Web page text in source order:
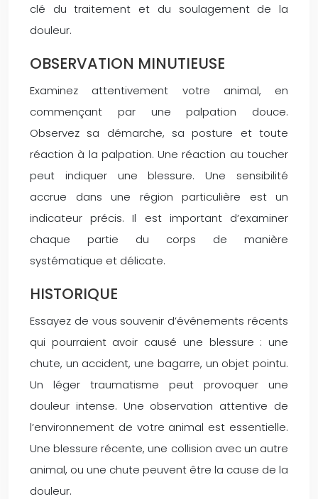
clé du traitement et du soulagement de la
douleur.
OBSERVATION MINUTIEUSE
Examinez attentivement votre animal, en
commençant par une palpation douce.
Observez sa démarche, sa posture et toute
réaction à la palpation. Une réaction au toucher
peut indiquer une blessure. Une sensibilité
accrue dans une région particulière est un
indicateur précis. Il est important d’examiner
chaque partie du corps de manière
systématique et délicate.
HISTORIQUE
Essayez de vous souvenir d’événements récents
qui pourraient avoir causé une blessure : une
chute, un accident, une bagarre, un objet pointu.
Un léger traumatisme peut provoquer une
douleur intense. Une observation attentive de
l’environnement de votre animal est essentielle.
Une blessure récente, une collision avec un autre
animal, ou une chute peuvent être la cause de la
douleur.